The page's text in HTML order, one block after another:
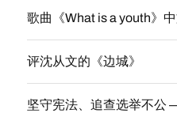
歌曲《What is a youth》
评沈从文的《边城》
坚守宪法、追查选举不公